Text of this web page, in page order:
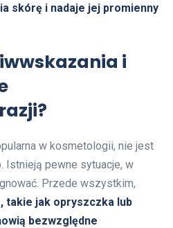
skórę i nadaje jej promienny
i
w kosmetologii, nie jest
Istnieją pewne sytuacje, w
Przede wszystkim,
takie jak opryszczka lub
bezwzględne